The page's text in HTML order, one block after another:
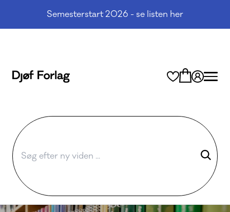
Semesterstart 2026 - se listen her